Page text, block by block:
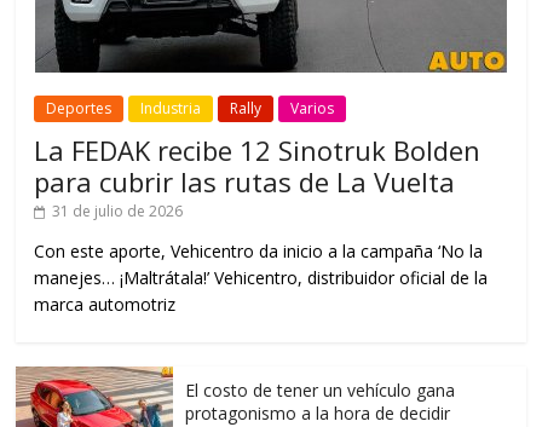
Deportes Industria Rally Varios
La FEDAK recibe 12 Sinotruk Bolden
para cubrir las rutas de La Vuelta
31 de julio de 2026
Con este aporte, Vehicentro da inicio a la campaña ‘No la
manejes… ¡Maltrátala!’ Vehicentro, distribuidor oficial de la
marca automotriz
El costo de tener un vehículo gana
protagonismo a la hora de decidir